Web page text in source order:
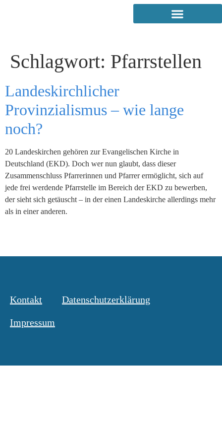
Schlagwort: Pfarrstellen
Landeskirchlicher
Provinzialismus – wie lange
noch?
20 Landeskirchen gehören zur Evangelischen Kirche in
Deutschland (EKD). Doch wer nun glaubt, dass dieser
Zusammenschluss Pfarrerinnen und Pfarrer ermöglicht, sich auf
jede frei werdende Pfarrstelle im Bereich der EKD zu bewerben,
der sieht sich getäuscht – in der einen Landeskirche allerdings mehr
als in einer anderen.
Kontakt Datenschutzerklärung
Impressum